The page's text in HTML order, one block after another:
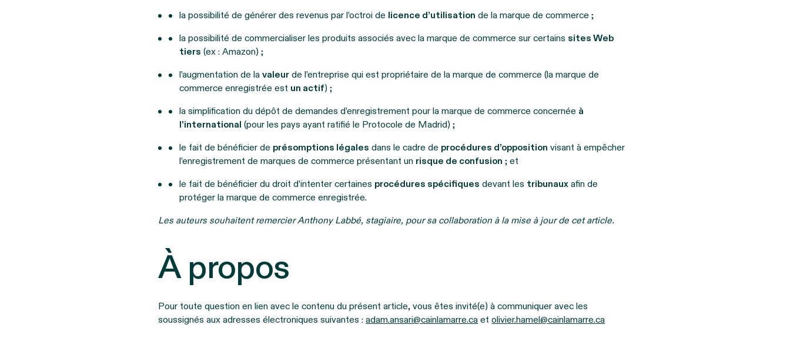
la possibilité de générer des revenus par l’octroi de licence d’utilisation de la marque de commerce ;
la possibilité de commercialiser les produits associés avec la marque de commerce sur certains sites Web
tiers (ex : Amazon) ;
l’augmentation de lavaleurde l’entreprise qui est propriétaire de la marque de commerce (la marque de
commerce enregistrée est un actif) ;
la simplification du dépôt de demandes d’enregistrement pour la marque de commerce concernée à
l’international (pour les pays ayant ratifié le Protocole de Madrid) ;
le fait de bénéficier de présomptions légales dans le cadre de procédures d’opposition visant à empêcher
l’enregistrement de marques de commerce présentant un risque de confusion ; et
le fait de bénéficier du droit d’intenter certaines procédures spécifiques devant les tribunauxafin de
protéger la marque de commerce enregistrée.
Les auteurs souhaitent remercier Anthony Labbé, stagiaire, pour sa collaboration à la mise à jour de cet article.
À propos
Pour toute question en lien avec le contenu du présent article, vous êtes invité(e) à communiquer avec les
soussignés aux adresses électroniques suivantes :adam.ansari@cainlamarre.caetolivier.hamel@cainlamarre.ca